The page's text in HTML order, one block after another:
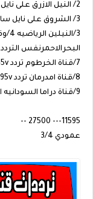
2/ النيل الازرق على نايل سات 11602v او 12034h
3/ الشروق على نايل سات 11602v او11765h على عرب سات بدر12111h
البحرالاحمرنفس التردد 11678v
7/قناة الخرطوم تردد 11555v
8/قناة امدرمان تردد 11595v
9/قناة دراما السودانيه الجديده التردد 11678v
11595--- 27500 --
عمودي 3/4